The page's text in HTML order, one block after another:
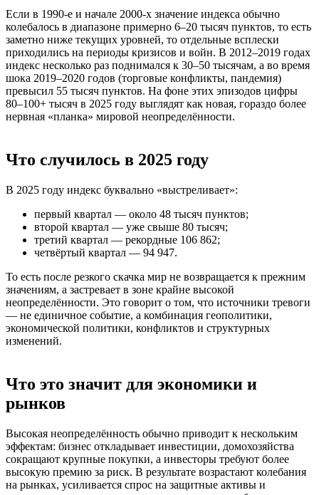
Если в 1990‑е и начале 2000‑х значение индекса обычно
колебалось в диапазоне примерно 6–20 тысяч пунктов, то есть
заметно ниже текущих уровней, то отдельные всплески
приходились на периоды кризисов и войн. В 2012–2019 годах
индекс несколько раз поднимался к 30–50 тысячам, а во время
шока 2019–2020 годов (торговые конфликты, пандемия)
превысил 55 тысяч пунктов. На фоне этих эпизодов цифры
80–100+ тысяч в 2025 году выглядят как новая, гораздо более
нервная «планка» мировой неопределённости.
Что случилось в 2025 году​
В 2025 году индекс буквально «выстреливает»:
первый квартал — около 48 тысяч пунктов;
второй квартал — уже свыше 80 тысяч;
третий квартал — рекордные 106 862;
четвёртый квартал — 94 947.
То есть после резкого скачка мир не возвращается к прежним
значениям, а застревает в зоне крайне высокой
неопределённости. Это говорит о том, что источники тревоги
— не единичное событие, а комбинация геополитики,
экономической политики, конфликтов и структурных
изменений.
Что это значит для экономики и
рынков​
Высокая неопределённость обычно приводит к нескольким
эффектам: бизнес откладывает инвестиции, домохозяйства
сокращают крупные покупки, а инвесторы требуют более
высокую премию за риск. В результате возрастают колебания
на рынках, усиливается спрос на защитные активы и